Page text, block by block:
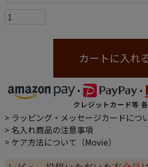
カートに入れ
> ラッピング・メッセージカードにつ
> 名入れ商品の注意事項
> ケア方法について（Movie）